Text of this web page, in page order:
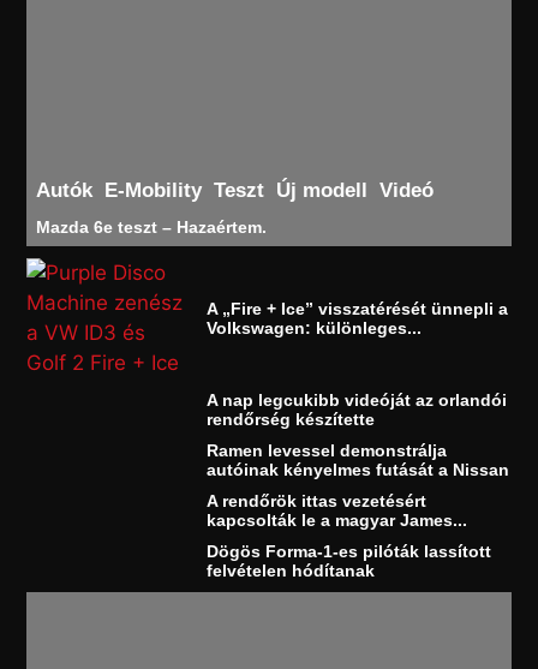
Autók E-Mobility Teszt Új modell Videó
Mazda 6e teszt – Hazaértem.
A „Fire + Ice” visszatérését ünnepli a
Volkswagen: különleges...
A nap legcukibb videóját az orlandói
rendőrség készítette
Ramen levessel demonstrálja
autóinak kényelmes futását a Nissan
A rendőrök ittas vezetésért
kapcsolták le a magyar James...
Dögös Forma-1-es pilóták lassított
felvételen hódítanak